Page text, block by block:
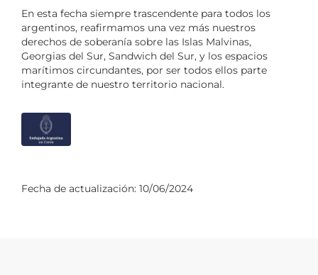
En esta fecha siempre trascendente para todos los
argentinos, reafirmamos una vez más nuestros
derechos de soberanía sobre las Islas Malvinas,
Georgias del Sur, Sandwich del Sur, y los espacios
marítimos circundantes, por ser todos ellos parte
integrante de nuestro territorio nacional.
Fecha de actualización: 10/06/2024